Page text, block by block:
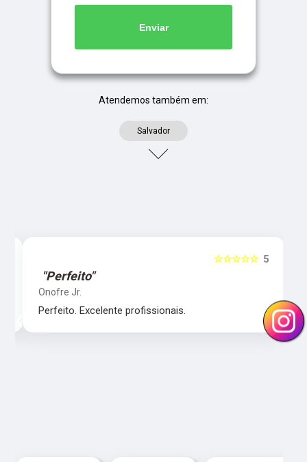
Enviar
Atendemos também em:
Salvador
5
☆☆☆☆☆
"Perfeito"
Onofre Jr.
Perfeito. Excelente profissionais.
‹ ›